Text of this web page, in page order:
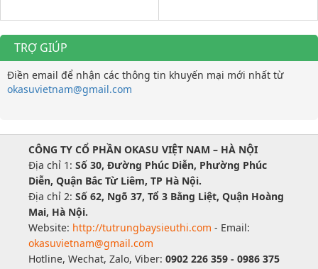
TRỢ GIÚP
Điền email để nhận các thông tin khuyến mại mới nhất từ
okasuvietnam@gmail.com
CÔNG TY CỔ PHẦN OKASU VIỆT NAM – HÀ NỘI
Địa chỉ 1: Số 30, Đường Phúc Diễn, Phường Phúc
Diễn, Quận Bắc Từ Liêm, TP Hà Nội.
Địa chỉ 2: Số 62, Ngõ 37, Tổ 3 Bằng Liệt, Quận Hoàng
Mai, Hà Nội.
Website: http://tutrungbaysieuthi.com - Email:
okasuvietnam@gmail.com
Hotline, Wechat, Zalo, Viber: 0902 226 359 - 0986 375